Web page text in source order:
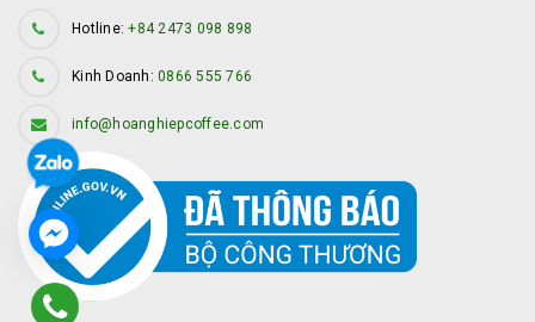
Hotline:+84 2473 098 898
Kinh Doanh: 0866 555 766
info@hoanghiepcoffee.com